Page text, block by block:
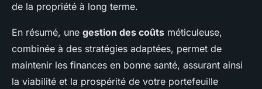
de la propriété à long terme.
En résumé, une gestion des coûts méticuleuse,
combinée à des stratégies adaptées, permet de
maintenir les finances en bonne santé, assurant ainsi
la viabilité et la prospérité de votre portefeuille